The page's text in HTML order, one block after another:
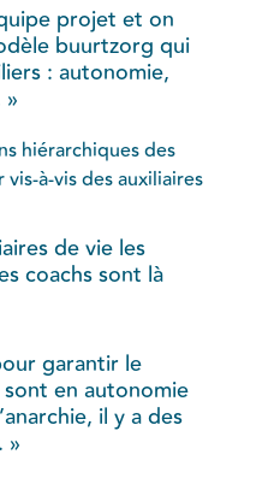
projet et on
buurtzorg qui
: autonomie,
hiérarchiques des
à-vis des auxiliaires
de vie les
coachs sont là
garantir le
en autonomie
il y a des
»